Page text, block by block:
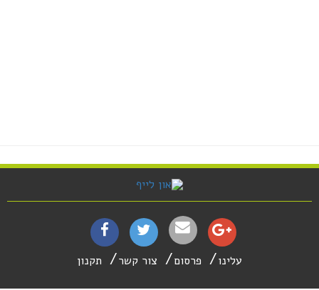
עלינו פרסום צור קשר תקנון